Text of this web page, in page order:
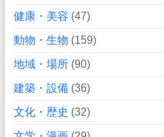
健康・美容 (47)
動物・生物 (159)
地域・場所(90)
建築・設備(36)
文化・歴史 (32)